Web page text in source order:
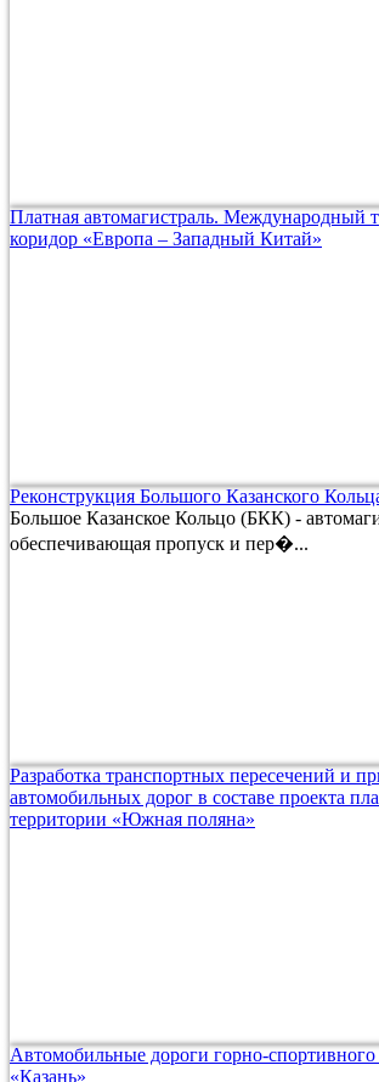
Платная автомагистраль. Международный
коридор «Европа – Западный Китай»
Реконструкция Большого Казанского
Большое Казанское Кольцо (БКК) -
обеспечивающая пропуск и пер�...
Разработка транспортных пересечений и
автомобильных дорог в составе проекта
территории «Южная поляна»
Автомобильные дороги горно-спортивного
«Казань»